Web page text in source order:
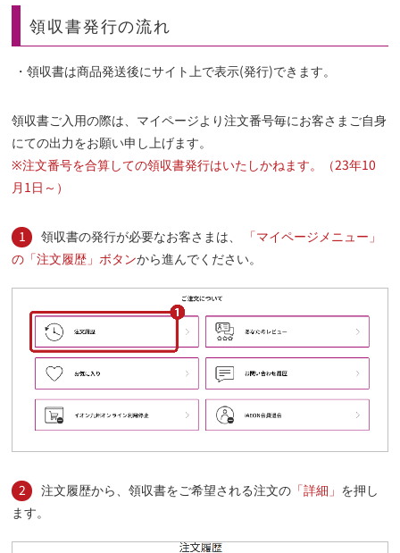
領収書発行の流れ
・領収書は商品発送後にサイト上で表示(発行)できます。
領収書ご入用の際は、マイページより注文番号毎にお客さまご自身
にての出力をお願い申し上げます。
※注文番号を合算しての領収書発行はいたしかねます。（23年10
月1日～）
1 領収書の発行が必要なお客さまは、
「マイページメニュー」
の「注文履歴」ボタンから進んでください。
2 注文履歴から、領収書をご希望される注文の 「詳細」 を押し
ます。